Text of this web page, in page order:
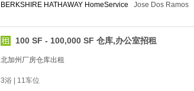
BERKSHIRE HATHAWAY HomeService
Jose Dos Ramos
100 SF - 100,000 SF 仓库,办公室招租
北加州厂房仓库出租
3浴 | 11车位